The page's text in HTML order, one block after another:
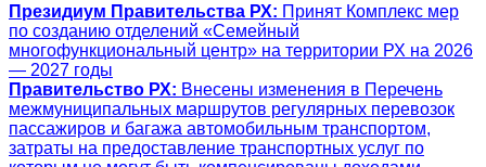
Президиум Правительства РХ: Принят Комплекс мер
по созданию отделений «Семейный
многофункциональный центр» на территории РХ на 2026
— 2027 годы
Правительство РХ: Внесены изменения в Перечень
межмуниципальных маршрутов регулярных перевозок
пассажиров и багажа автомобильным транспортом,
затраты на предоставление транспортных услуг по